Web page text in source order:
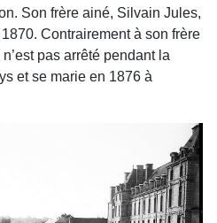
Son frère ainé, Silvain Jules,
Contrairement à son frère
pas arrêté pendant la
et se marie en 1876 à